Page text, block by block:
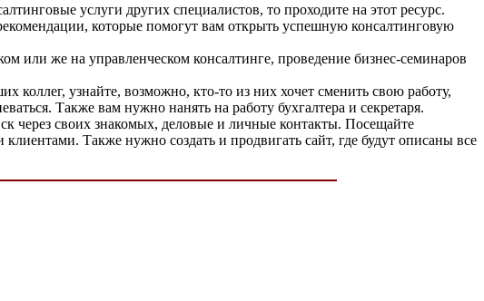
услуги других специалистов, то проходите на этот ресурс.
которые помогут вам открыть успешную консалтинговую
или же на управленческом консалтинге, проведение бизнес-семинаров
узнайте, возможно, кто-то из них хочет сменить свою работу,
Также вам нужно нанять на работу бухгалтера и секретаря.
через своих знакомых, деловые и личные контакты. Посещайте
Также нужно создать и продвигать сайт, где будут описаны все